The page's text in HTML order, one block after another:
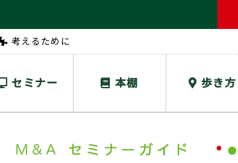
考えるために
セミナー 本棚 歩き方